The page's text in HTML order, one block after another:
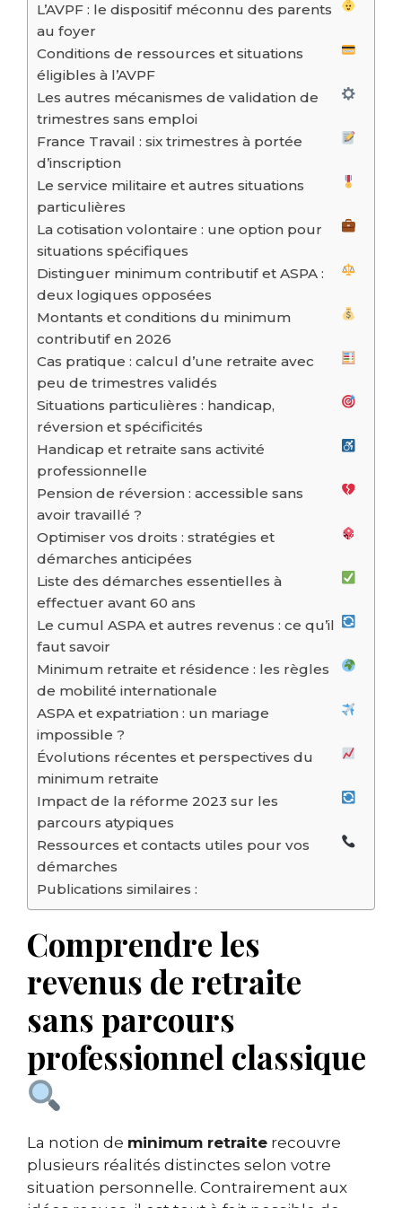
L’AVPF : le dispositif méconnu des parents
au foyer
Conditions de ressources et situations
éligibles à l’AVPF
Les autres mécanismes de validation de
trimestres sans emploi
France Travail : six trimestres à portée
d’inscription
Le service militaire et autres situations
particulières
La cotisation volontaire : une option pour
situations spécifiques
Distinguer minimum contributif et ASPA :
deux logiques opposées
Montants et conditions du minimum
contributif en 2026
Cas pratique : calcul d’une retraite avec
peu de trimestres validés
Situations particulières : handicap,
réversion et spécificités
Handicap et retraite sans activité
professionnelle
Pension de réversion : accessible sans
avoir travaillé ?
Optimiser vos droits : stratégies et
démarches anticipées
Liste des démarches essentielles à
effectuer avant 60 ans
Le cumul ASPA et autres revenus : ce qu’il
faut savoir
Minimum retraite et résidence : les règles
de mobilité internationale
ASPA et expatriation : un mariage
impossible ?
Évolutions récentes et perspectives du
minimum retraite
Impact de la réforme 2023 sur les
parcours atypiques
Ressources et contacts utiles pour vos
démarches
Publications similaires :
Comprendre les
revenus de retraite
sans parcours
professionnel classique
La notion de minimum retraite recouvre
plusieurs réalités distinctes selon votre
situation personnelle. Contrairement aux